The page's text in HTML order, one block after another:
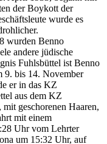
der Boykott der
wurde es
wurden Benno
andere jüdische
Fuhlsbüttel ist Benno
9. bis 14. November
er in das KZ
aus dem KZ
geschorenen Haaren,
mit einem
Uhr vom Lehrter
um 15:32 Uhr, auf